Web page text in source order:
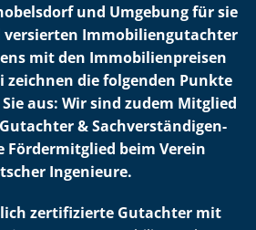
und Umgebung für sie
versierten Im­mo­bi­li­en­gut­ach­ter
mit den Im­mo­bi­li­en­prei­sen
zeichnen die folgenden Punkte
aus: Wir sind zudem Mitglied
& Sach­ver­stän­di­gen­
Fördermitglied beim Verein
Ingenieure.
zertifizierte Gutachter mit